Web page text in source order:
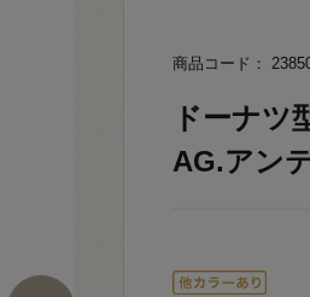
商品コード：
ドーナツ
AG.アン